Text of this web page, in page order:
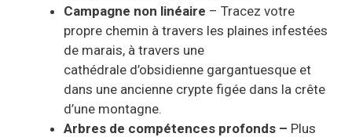
Campagne non linéaire – Tracez votre
propre chemin à travers les plaines infestées
de marais, à travers une
cathédrale d’obsidienne gargantuesque et
dans une ancienne crypte figée dans la crête
d’une montagne.
Arbres de compétences profonds – Plus